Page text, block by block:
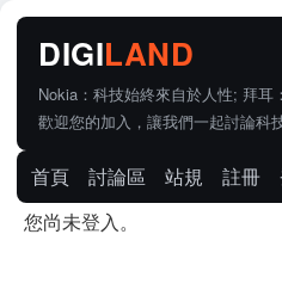
Nokia：科技始終來自於人性; 拜
歡迎您的加入，讓我們一起討論科
首頁 討論區 站規 註冊
您尚未登入。